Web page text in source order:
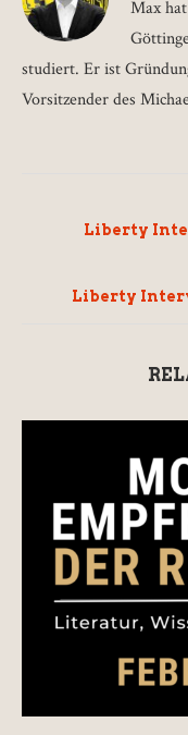
Max
studiert. Er ist
Vorsitzender des
Liberty
Liberty